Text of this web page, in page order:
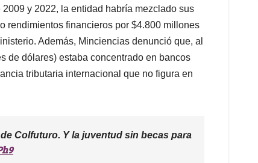
y 2022, la entidad habría mezclado sus
rendimientos financieros por $4.800 millones
Además, Minciencias denunció que, al
de dólares) estaba concentrado en bancos
tributaria internacional que no figura en
Colfuturo. Y la juventud sin becas para